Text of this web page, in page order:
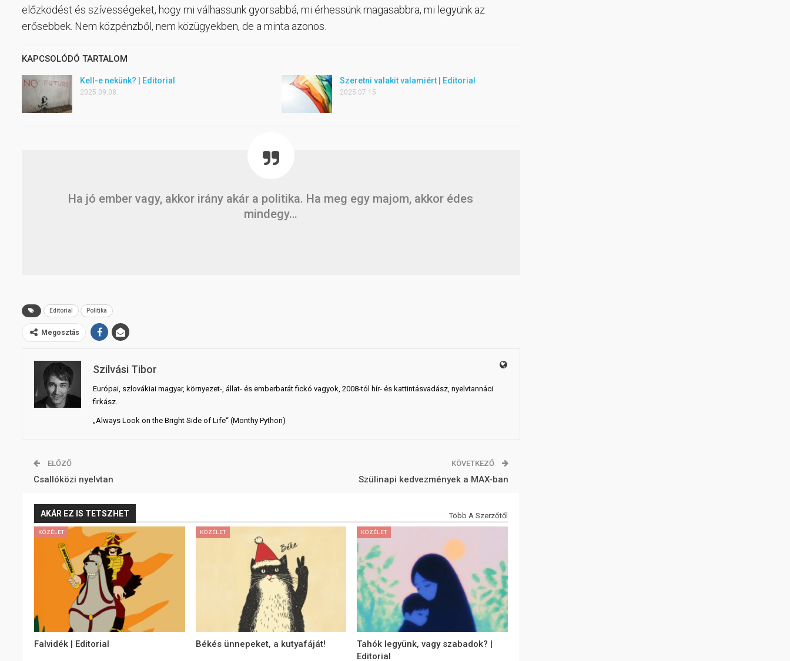
előzködést és szívességeket, hogy mi válhassunk gyorsabbá, mi érhessünk magasabbra, mi legyünk az
erősebbek. Nem közpénzből, nem közügyekben, de a minta azonos.
KAPCSOLÓDÓ TARTALOM
Kell-e nekünk? | Editorial
2025.09.08.
Szeretni valakit valamiért | Editorial
2025.07.15.
Ha jó ember vagy, akkor irány akár a politika. Ha meg egy majom, akkor édes
mindegy…
Editorial Politika
Megosztás
Szilvási Tibor
Európai, szlovákiai magyar, környezet-, állat- és emberbarát fickó vagyok, 2008-tól hír- és kattintásvadász, nyelvtannáci
firkász.
„Always Look on the Bright Side of Life“ (Monthy Python)
ELŐZŐ
Csallóközi nyelvtan
KÖVETKEZŐ
Szülinapi kedvezmények a MAX-ban
AKÁR EZ IS TETSZHET Több A Szerzőtől
KÖZÉLET
Falvidék | Editorial
KÖZÉLET
Békés ünnepeket, a kutyafáját!
KÖZÉLET
Tahók legyünk, vagy szabadok? |
Editorial